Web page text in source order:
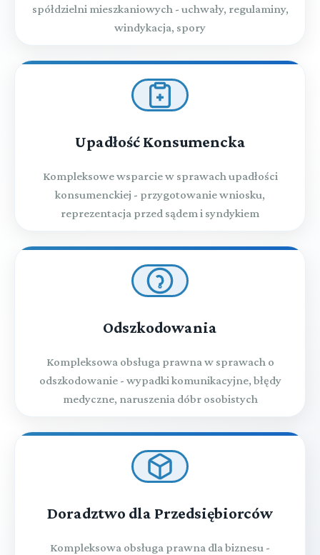
spółdzielni mieszkaniowych - uchwały, regulaminy,
windykacja, spory
Upadłość Konsumencka
Kompleksowe wsparcie w sprawach upadłości
konsumenckiej - przygotowanie wniosku,
reprezentacja przed sądem i syndykiem
Odszkodowania
Kompleksowa obsługa prawna w sprawach o
odszkodowanie - wypadki komunikacyjne, błędy
medyczne, naruszenia dóbr osobistych
Doradztwo dla Przedsiębiorców
Kompleksowa obsługa prawna dla biznesu -